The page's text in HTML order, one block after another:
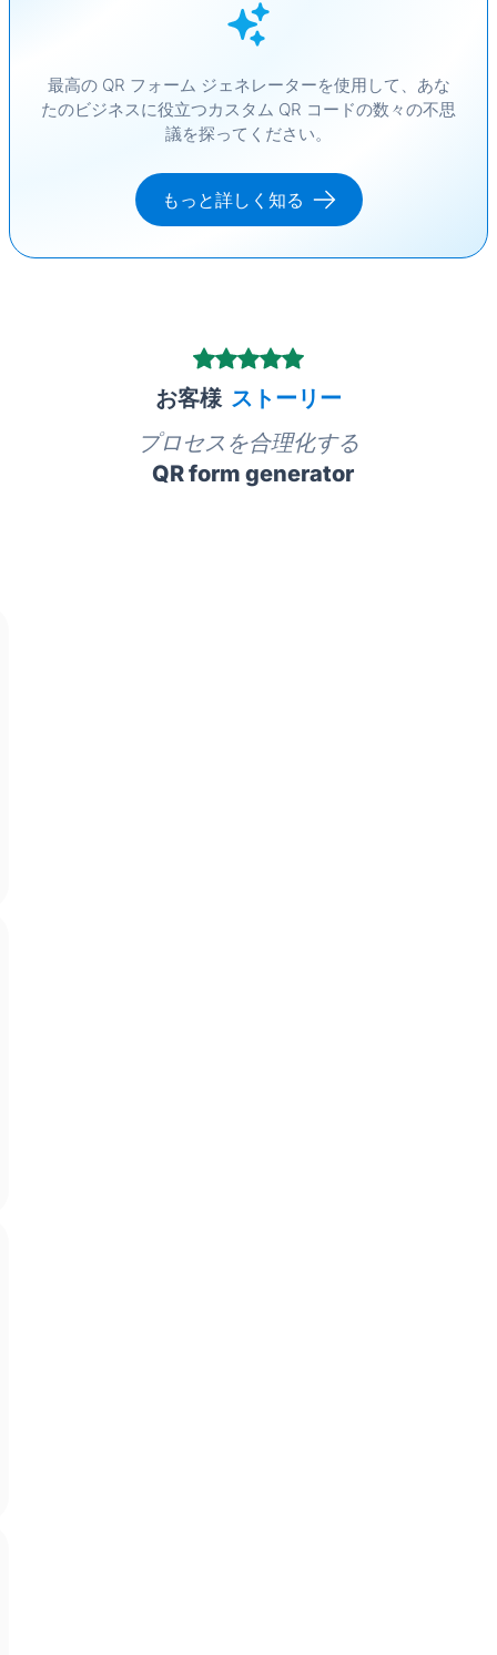
最高の QR フォーム ジェネレーターを使用して、あな
たのビジネスに役立つカスタム QR コードの数々の不思
議を探ってください。
もっと詳しく知る
お客様 ストーリー
プロセスを合理化する
QR form generator